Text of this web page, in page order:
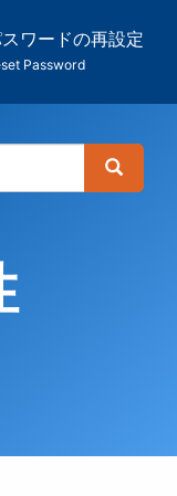
ワードの再設定
Password
Search